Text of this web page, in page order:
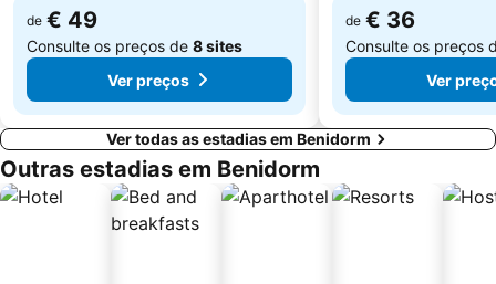
de € 49
Consulte os preços de 8 sites
Ver preços
de € 36
Consulte os preços
Ver
Ver todas as estadias em Benidorm
Outras estadias em Benidorm